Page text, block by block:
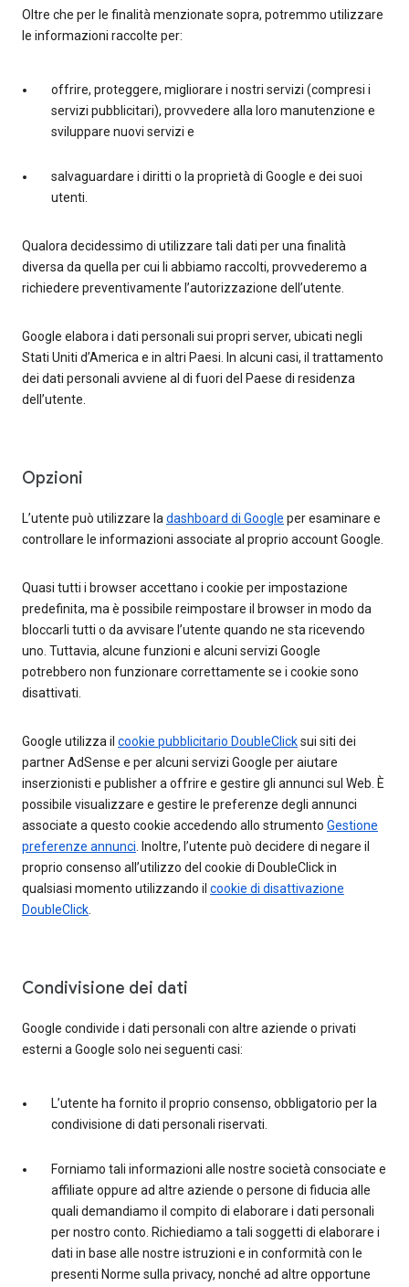
Oltre che per le finalità menzionate sopra, potremmo utilizzare
le informazioni raccolte per:
offrire, proteggere, migliorare i nostri servizi (compresi i
servizi pubblicitari), provvedere alla loro manutenzione e
sviluppare nuovi servizi e
salvaguardare i diritti o la proprietà di Google e dei suoi
utenti.
Qualora decidessimo di utilizzare tali dati per una finalità
diversa da quella per cui li abbiamo raccolti, provvederemo a
richiedere preventivamente l’autorizzazione dell’utente.
Google elabora i dati personali sui propri server, ubicati negli
Stati Uniti d’America e in altri Paesi. In alcuni casi, il trattamento
dei dati personali avviene al di fuori del Paese di residenza
dell’utente.
Opzioni
L’utente può utilizzare la dashboard di Google per esaminare e
controllare le informazioni associate al proprio account Google.
Quasi tutti i browser accettano i cookie per impostazione
predefinita, ma è possibile reimpostare il browser in modo da
bloccarli tutti o da avvisare l’utente quando ne sta ricevendo
uno. Tuttavia, alcune funzioni e alcuni servizi Google
potrebbero non funzionare correttamente se i cookie sono
disattivati.
Google utilizza il cookie pubblicitario DoubleClicksui siti dei
partner AdSense e per alcuni servizi Google per aiutare
inserzionisti e publisher a offrire e gestire gli annunci sul Web. È
possibile visualizzare e gestire le preferenze degli annunci
associate a questo cookie accedendo allo strumento Gestione
preferenze annunci . Inoltre, l’utente può decidere di negare il
proprio consenso all’utilizzo del cookie di DoubleClick in
qualsiasi momento utilizzando il cookie di disattivazione
DoubleClick
Condivisione dei dati
Google condivide i dati personali con altre aziende o privati
esterni a Google solo nei seguenti casi:
L’utente ha fornito il proprio consenso, obbligatorio per la
condivisione di dati personali riservati.
Forniamo tali informazioni alle nostre società consociate e
affiliate oppure ad altre aziende o persone di fiducia alle
quali demandiamo il compito di elaborare i dati personali
per nostro conto. Richiediamo a tali soggetti di elaborare i
dati in base alle nostre istruzioni e in conformità con le
presenti Norme sulla privacy, nonché ad altre opportune